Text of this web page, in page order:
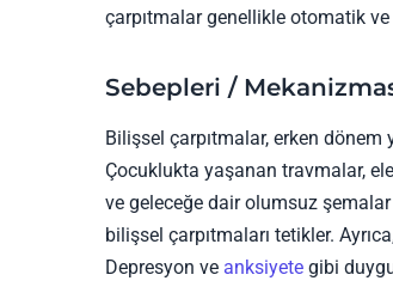
çarpıtmalar genellikle otomatik ve
Sebepleri /
Bilişsel çarpıtmalar, erken dönem
Çocuklukta yaşanan travmalar,
ve geleceğe dair olumsuz
bilişsel çarpıtmaları tetikler.
Depresyon ve anksiyete gibi